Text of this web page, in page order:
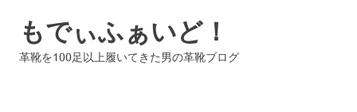
もでぃふぁいど！
革靴を100足以上履いてきた男の革靴ブログ